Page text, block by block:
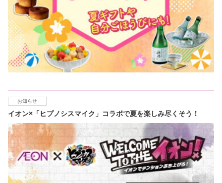
お知らせ
イオン×「ヒプノシスマイク」コラボで夏を楽しみ尽くそう！